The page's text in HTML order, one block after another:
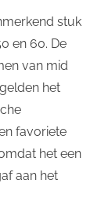
stuk
en 60. De
van mid
het
favoriete
het een
aan het